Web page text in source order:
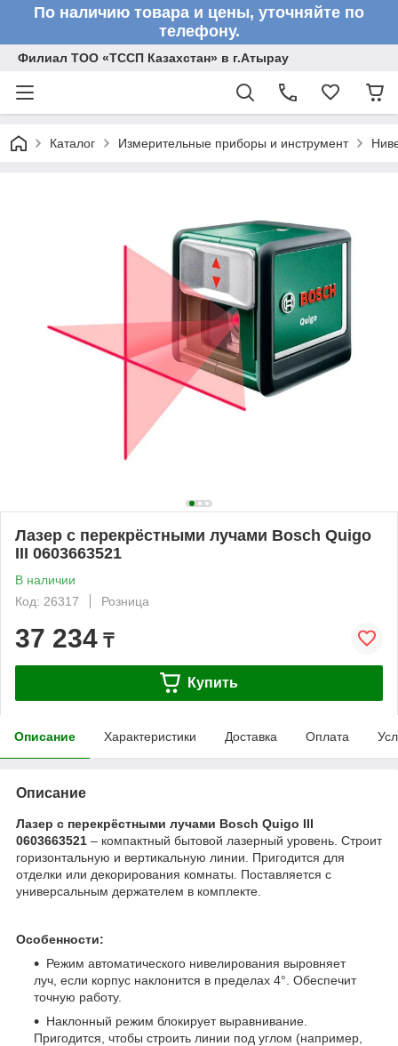
По наличию товара и цены, уточняйте по
телефону.
Филиал ТОО «ТССП Казахстан» в г.Атырау
Каталог Измерительные приборы и инструмент
Лазер с перекрёстными лучами Bosch Quigo
III 0603663521
В наличии
Код: 26317
Розница
37 234 ₸
Купить
Описание Характеристики Доставка Оплата
Описание
Лазер с перекрёстными лучами Bosch Quigo III
0603663521 – компактный бытовой лазерный уровень. Строит
горизонтальную и вертикальную линии. Пригодится для
отделки или декорирования комнаты. Поставляется с
универсальным держателем в комплекте.
Особенности:
Режим автоматического нивелирования выровняет
луч, если корпус наклонится в пределах 4°. Обеспечит
точную работу.
Наклонный режим блокирует выравнивание.
Пригодится, чтобы строить линии под углом (например,